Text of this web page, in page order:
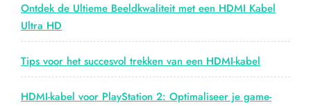
Ontdek de Ultieme Beeldkwaliteit met een HDMI Kabel
Ultra HD
Tips voor het succesvol trekken van een HDMI-kabel
HDMI-kabel voor PlayStation 2: Optimaliseer je game-